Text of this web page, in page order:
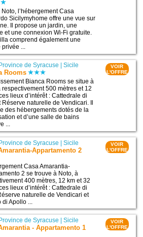
Noto, l’hébergement Casa
Sicilymyhome offre une vue sur
Il propose un jardin, une
et une connexion Wi-Fi gratuite.
comprend également une
privée ...
Province de Syracuse |Sicile
Rooms
Bianca Rooms se situe à
respectivement 500 mètres et 12
lieux d’intérêt : Cattedrale di
Réserve naturelle de Vendicari. Il
des hébergements dotés de la
et d’une salle de bains
...
VOIR
L'OFFRE
de Syracuse |Sicile
Appartamento 2
Casa Amarantia-
2 se trouve à Noto, à
400 mètres, 12 km et 32
lieux d’intérêt : Cattedrale di
naturelle de Vendicari et
Apollo ...
VOIR
L'OFFRE
de Syracuse |Sicile
- Appartamento 1
VOIR
L'OFFRE